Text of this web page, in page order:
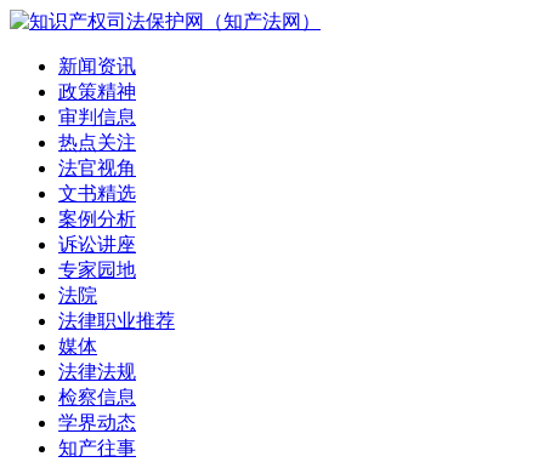
新闻资讯
政策精神
审判信息
热点关注
法官视角
文书精选
案例分析
诉讼讲座
专家园地
法院
法律职业推荐
媒体
法律法规
检察信息
学界动态
知产往事